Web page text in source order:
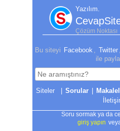
Yazılım.
Çözüm Noktası
Bu siteyi Facebook Twitter
ile
| Sorular |
Soru sormak ya da
giriş yapın